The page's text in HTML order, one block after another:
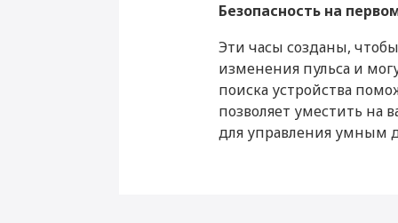
Безопасность на
Эти часы созданы,
изменения пульса и
поиска устройства
позволяет уместить на
для управления умным
Толщина (мм)
Вес (г)
Подключение
Bluetooth